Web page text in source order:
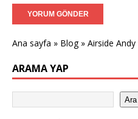
Ana sayfa » Blog» Airside Andy
ARAMA YAP
Ara